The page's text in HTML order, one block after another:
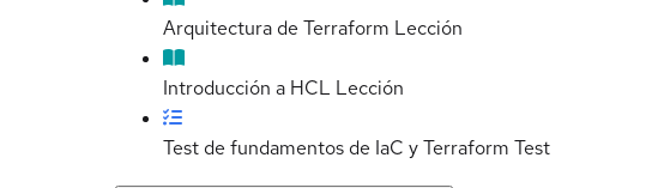
Arquitectura de Terraform Lección
Introducción a HCL Lección
Test de fundamentos de IaC y Terraform Test